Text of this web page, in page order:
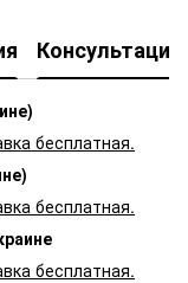
Консультация
бесплатная.
бесплатная.
бесплатная.